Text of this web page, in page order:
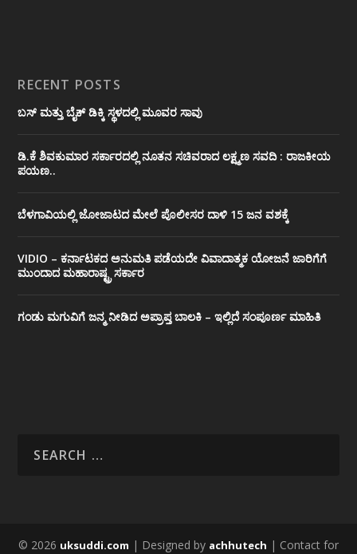
RECENT POSTS
ಬಸ್ ಮತ್ತು ಬೈಕ್ ಡಿಕ್ಕಿ ಸ್ಥಳದಲ್ಲಿ ಮೂವರ ಸಾವು
ಡಿ.ಕೆ ಶಿವಕುಮಾರ ಸರ್ಕಾರದಲ್ಲಿ ನೂತನ ಸಚಿವರಾದ ಲಕ್ಷ್ಮಣ ಸವದಿ : ರಾಜಕೀಯ
ಪಯಣ..
ಬೆಳಗಾವಿಯಲ್ಲಿ ಜೋಜಾಟದ ಮೇಲೆ ಪೊಲೀಸರ ದಾಳಿ 15 ಜನ ವಶಕ್ಕೆ
VIDIO – ಕರ್ನಾಟಕದ ಅನುಮತಿ ಪಡೆಯದೇ ವಿವಾದಾತ್ಮಕ ಯೋಜನೆ ಜಾರಿಗೆಗೆ
ಮುಂದಾದ ಮಹಾರಾಷ್ಟ್ರ ಸರ್ಕಾರ
ಗಂಡು ಮಗುವಿಗೆ ಜನ್ಮ ನೀಡಿದ ಅಪ್ರಾಪ್ತ ಬಾಲಕಿ – ಇಲ್ಲಿದೆ ಸಂಪೂರ್ಣ ಮಾಹಿತಿ
© 2026 uksuddi.com | Designed by achhutech | Contact for